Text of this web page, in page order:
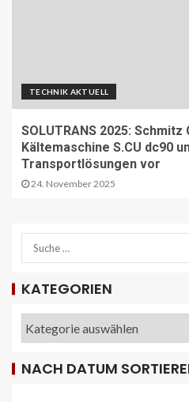
TECHNIK AKTUELL
SOLUTRANS 2025:
Kältemaschine S.CU dc90
Transportlösungen vor
24. November 2025
KATEGORIEN
NACH DATUM
26